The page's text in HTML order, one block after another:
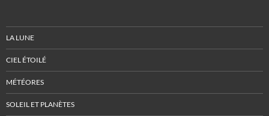
LA LUNE
CIEL ÉTOILÉ
MÉTÉORES
SOLEIL ET PLANÈTES